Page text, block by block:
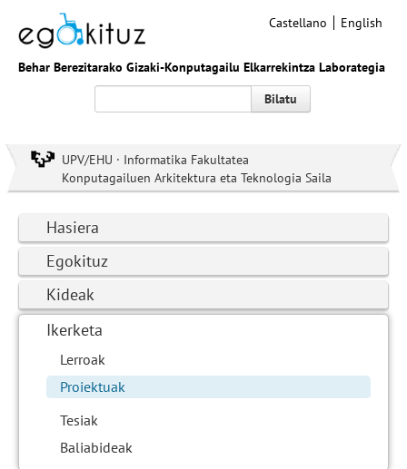
Behar Berezitarako Gizaki-Konputagailu Elkarrekintza Laborategia
Castellano English
Bilatu
UPV/EHU · Informatika Fakultatea
Konputagailuen Arkitektura eta Teknologia Saila
Hasiera
Egokituz
Kideak
Ikerketa
Lerroak
Proiektuak
Tesiak
Baliabideak